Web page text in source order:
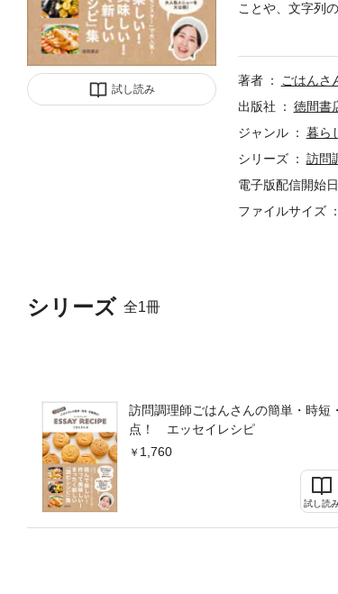
試し読み
シリーズ 全1冊
訪問調理師ごはんさんの簡単・時短
点！ エッセイレシピ
1,760
試し読
ことや、文字列
ター」で大人気
理での作り置き
調理のロングセ
ニューから見つ
た、定番レシピ
る、私の参鶏湯
トと魚がお味噌
りの朝ごはん
著者
ごはんさ
出版社
徳間書
ジャンル
暮ら
シリーズ
訪問
電子版配信開始日
ファイルサイズ